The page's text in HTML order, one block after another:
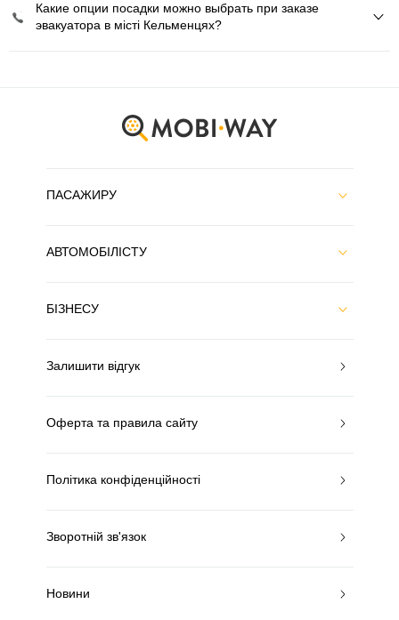
Какие опции посадки можно выбрать при заказе
эвакуатора в місті Кельменцях?
ПАСАЖИРУ
АВТОМОБІЛІСТУ
БІЗНЕСУ
Залишити відгук
Оферта та правила сайту
Політика конфіденційності
Зворотній зв'язок
Новини